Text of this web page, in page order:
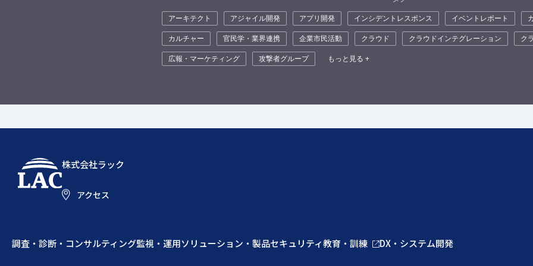
アーキテクト アジャイル開発 アプリ開発 インシデントレスポンス イベントレポート
カルチャー
官民学・業界連携 企業市民活動 クラウド クラウドインテグレーション ク
広報・マーケティング
攻撃者グループ もっと見る +
株式会社ラック
アクセス
調査・診断・コンサルティング監視・運用ソリューション・製品セキュリティ教育・訓練 DX・システム開発